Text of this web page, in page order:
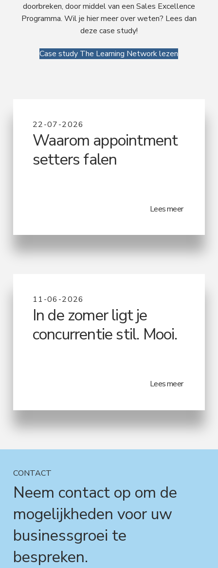
doorbreken, door middel van een Sales Excellence
Programma. Wil je hier meer over weten? Lees dan
deze case study!
Case study The Learning Network lezen
22-07-2026
Waarom appointment
setters falen
Lees meer
11-06-2026
In de zomer ligt je
concurrentie stil. Mooi.
Lees meer
CONTACT
Neem contact op om de
mogelijkheden voor uw
businessgroei te
bespreken.